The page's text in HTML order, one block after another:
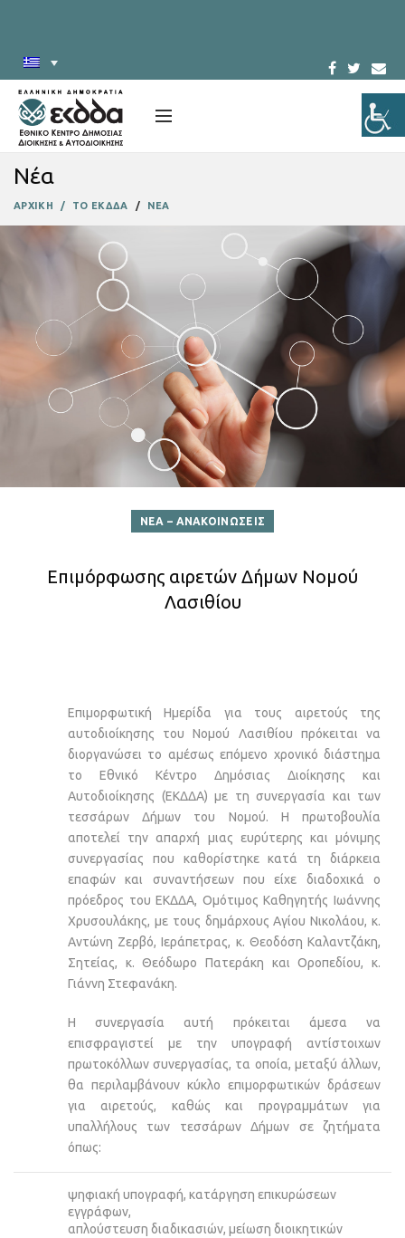
Νέα
ΑΡΧΙΚΗ ΤΟ ΕΚΔΔΑ ΝΕΑ
ΝΕΑ – ΑΝΑΚΟΙΝΩΣΕΙΣ
Eπιμόρφωσης αιρετών Δήμων Νομού
Λασιθίου
Επιμορφωτική Ημερίδα για τους αιρετούς της
αυτοδιοίκησης του Νομού Λασιθίου πρόκειται να
διοργανώσει το αμέσως επόμενο χρονικό διάστημα
το Εθνικό Κέντρο Δημόσιας Διοίκησης και
Αυτοδιοίκησης (ΕΚΔΔΑ) με τη συνεργασία και των
τεσσάρων Δήμων του Νομού. Η πρωτοβουλία
αποτελεί την απαρχή μιας ευρύτερης και μόνιμης
συνεργασίας που καθορίστηκε κατά τη διάρκεια
επαφών και συναντήσεων που είχε διαδοχικά o
πρόεδρος του ΕΚΔΔΑ, Ομότιμος Καθηγητής Ιωάννης
Χρυσουλάκης, με τους δημάρχους Αγίου Νικολάου, κ.
Αντώνη Ζερβό, Ιεράπετρας, κ. Θεοδόση Καλαντζάκη,
Σητείας, κ. Θεόδωρο Πατεράκη και Οροπεδίου, κ.
Γιάννη Στεφανάκη.
Η συνεργασία αυτή πρόκειται άμεσα να
επισφραγιστεί με την υπογραφή αντίστοιχων
πρωτοκόλλων συνεργασίας, τα οποία, μεταξύ άλλων,
θα περιλαμβάνουν κύκλο επιμορφωτικών δράσεων
για αιρετούς, καθώς και προγραμμάτων για
υπαλλήλους των τεσσάρων Δήμων σε ζητήματα
όπως:
ψηφιακή υπογραφή, κατάργηση επικυρώσεων
εγγράφων,
απλούστευση διαδικασιών, μείωση διοικητικών